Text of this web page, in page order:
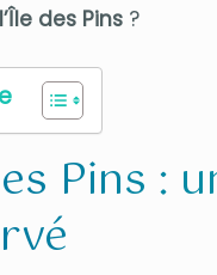
des Pins ?
Pins :